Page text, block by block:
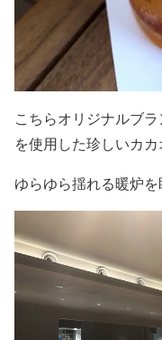
こちらオリジナルブ
を使用した珍しいカ
ゆらゆら揺れる暖炉を